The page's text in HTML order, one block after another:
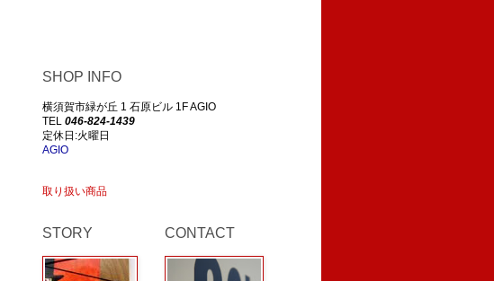
SHOP INFO
横須賀市緑が丘 1 石原ビル 1F AGIO
TEL 046-824-1439
定休日:火曜日
AGIO
取り扱い商品
STORY CONTACT